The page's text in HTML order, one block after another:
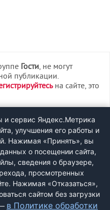
Гости, не могут
публикации.
на сайте, это
сервис Яндекс.Метрика
улучшения его работы и
Нажимая «Принять», вы
о посещении сайта,
сведения о браузере,
просмотренных
Нажимая «Отказаться»,
сайтом без загрузки
в Политике обработки